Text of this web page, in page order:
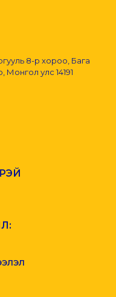
8-р хороо, Бага
Монгол улс 14191